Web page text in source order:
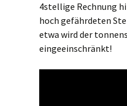
4stellige Rechnung
hoch gefährdeten
etwa wird der
eingeeinschränkt!